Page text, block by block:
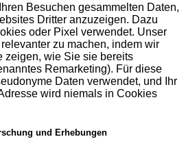
Besuchen gesammelten Daten,
Dritter anzuzeigen. Dazu
oder Pixel verwendet. Unser
zu machen, indem wir
zeigen, wie Sie sie bereits
Remarketing). Für diese
Daten verwendet, und Ihr
wird niemals in Cookies
und Erhebungen